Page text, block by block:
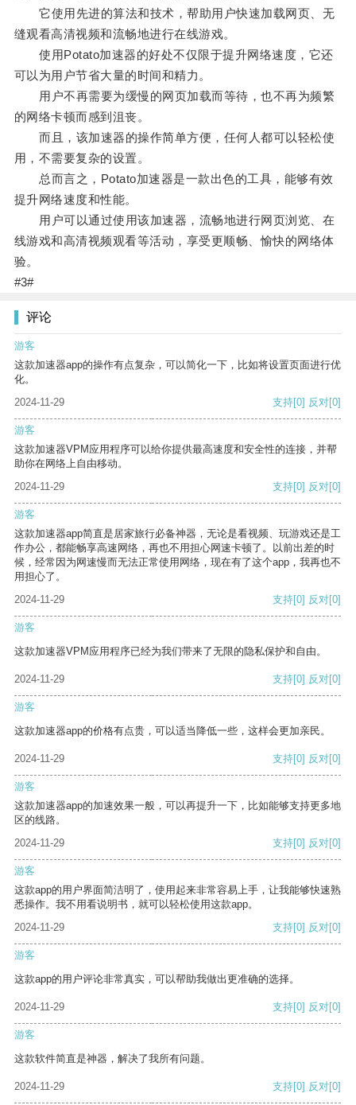
它使用先进的算法和技术，帮助用户快速加载网页、无
缝观看高清视频和流畅地进行在线游戏。
使用Potato加速器的好处不仅限于提升网络速度，它还
可以为用户节省大量的时间和精力。
用户不再需要为缓慢的网页加载而等待，也不再为频繁
的网络卡顿而感到沮丧。
而且，该加速器的操作简单方便，任何人都可以轻松使
用，不需要复杂的设置。
总而言之，Potato加速器是一款出色的工具，能够有效
提升网络速度和性能。
用户可以通过使用该加速器，流畅地进行网页浏览、在
线游戏和高清视频观看等活动，享受更顺畅、愉快的网络体
验。
#3#
评论
游客
这款加速器app的操作有点复杂，可以简化一下，比如将设置页面进行优
化。
2024-11-29
支持[0] 反对[0]
游客
这款加速器VPM应用程序可以给你提供最高速度和安全性的连接，并帮
助你在网络上自由移动。
2024-11-29
支持[0] 反对[0]
游客
这款加速器app简直是居家旅行必备神器，无论是看视频、玩游戏还是工
作办公，都能畅享高速网络，再也不用担心网速卡顿了。以前出差的时
候，经常因为网速慢而无法正常使用网络，现在有了这个app，我再也不
用担心了。
2024-11-29
支持[0] 反对[0]
游客
这款加速器VPM应用程序已经为我们带来了无限的隐私保护和自由。
2024-11-29 支持[0] 反对[0]
游客
这款加速器app的价格有点贵，可以适当降低一些，这样会更加亲民。
2024-11-29 支持[0] 反对[0]
游客
这款加速器app的加速效果一般，可以再提升一下，比如能够支持更多地
区的线路。
2024-11-29
支持[0] 反对[0]
游客
这款app的用户界面简洁明了，使用起来非常容易上手，让我能够快速熟
悉操作。我不用看说明书，就可以轻松使用这款app。
2024-11-29
支持[0] 反对[0]
游客
这款app的用户评论非常真实，可以帮助我做出更准确的选择。
2024-11-29 支持[0] 反对[0]
游客
这款软件简直是神器，解决了我所有问题。
2024-11-29 支持[0] 反对[0]